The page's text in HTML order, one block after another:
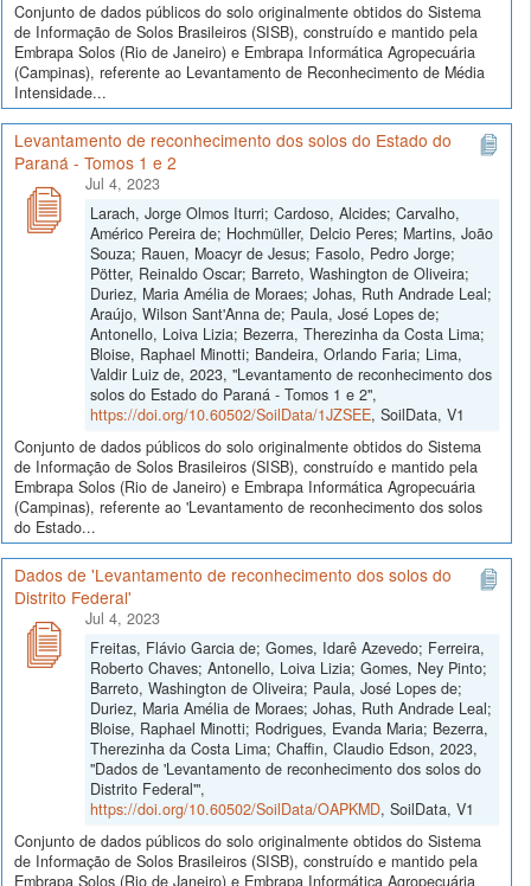
Conjunto de dados públicos do solo originalmente obtidos do Sistema
de Informação de Solos Brasileiros (SISB), construído e mantido pela
Embrapa Solos (Rio de Janeiro) e Embrapa Informática Agropecuária
(Campinas), referente ao Levantamento de Reconhecimento de Média
Intensidade...
Levantamento de reconhecimento dos solos do Estado do
Paraná - Tomos 1 e 2
Jul 4, 2023
Larach, Jorge Olmos Iturri; Cardoso, Alcides; Carvalho,
Américo Pereira de; Hochmüller, Delcio Peres; Martins, João
Souza; Rauen, Moacyr de Jesus; Fasolo, Pedro Jorge;
Pötter, Reinaldo Oscar; Barreto, Washington de Oliveira;
Duriez, Maria Amélia de Moraes; Johas, Ruth Andrade Leal;
Araújo, Wilson Sant'Anna de; Paula, José Lopes de;
Antonello, Loiva Lizia; Bezerra, Therezinha da Costa Lima;
Bloise, Raphael Minotti; Bandeira, Orlando Faria; Lima,
Valdir Luiz de, 2023, "Levantamento de reconhecimento dos
solos do Estado do Paraná - Tomos 1 e 2",
https://doi.org/10.60502/SoilData/1JZSEE, SoilData, V1
Conjunto de dados públicos do solo originalmente obtidos do Sistema
de Informação de Solos Brasileiros (SISB), construído e mantido pela
Embrapa Solos (Rio de Janeiro) e Embrapa Informática Agropecuária
(Campinas), referente ao 'Levantamento de reconhecimento dos solos
do Estado...
Dados de 'Levantamento de reconhecimento dos solos do
Distrito Federal'
Jul 4, 2023
Freitas, Flávio Garcia de; Gomes, Idarê Azevedo; Ferreira,
Roberto Chaves; Antonello, Loiva Lizia; Gomes, Ney Pinto;
Barreto, Washington de Oliveira; Paula, José Lopes de;
Duriez, Maria Amélia de Moraes; Johas, Ruth Andrade Leal;
Bloise, Raphael Minotti; Rodrigues, Evanda Maria; Bezerra,
Therezinha da Costa Lima; Chaffin, Claudio Edson, 2023,
"Dados de 'Levantamento de reconhecimento dos solos do
Distrito Federal'",
https://doi.org/10.60502/SoilData/OAPKMD, SoilData, V1
Conjunto de dados públicos do solo originalmente obtidos do Sistema
de Informação de Solos Brasileiros (SISB), construído e mantido pela
Embrapa Solos (Rio de Janeiro) e Embrapa Informática Agropecuária